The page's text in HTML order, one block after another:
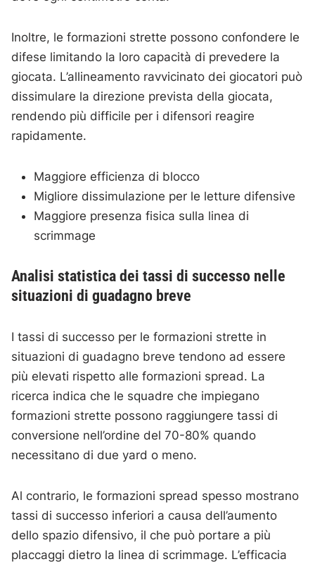
Inoltre, le formazioni strette possono confondere le
difese limitando la loro capacità di prevedere la
giocata. L’allineamento ravvicinato dei giocatori può
dissimulare la direzione prevista della giocata,
rendendo più difficile per i difensori reagire
rapidamente.
Maggiore efficienza di blocco
Migliore dissimulazione per le letture difensive
Maggiore presenza fisica sulla linea di
scrimmage
Analisi statistica dei tassi di successo nelle
situazioni di guadagno breve
I tassi di successo per le formazioni strette in
situazioni di guadagno breve tendono ad essere
più elevati rispetto alle formazioni spread. La
ricerca indica che le squadre che impiegano
formazioni strette possono raggiungere tassi di
conversione nell’ordine del 70-80% quando
necessitano di due yard o meno.
Al contrario, le formazioni spread spesso mostrano
tassi di successo inferiori a causa dell’aumento
dello spazio difensivo, il che può portare a più
placcaggi dietro la linea di scrimmage. L’efficacia